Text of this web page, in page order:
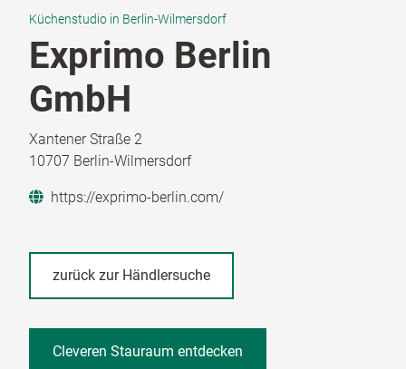
Küchenstudio in Berlin-Wilmersdorf
Exprimo Berlin
GmbH
Xantener Straße 2
10707 Berlin-Wilmersdorf
https://exprimo-berlin.com/
zurück zur Händlersuche
Cleveren Stauraum entdecken